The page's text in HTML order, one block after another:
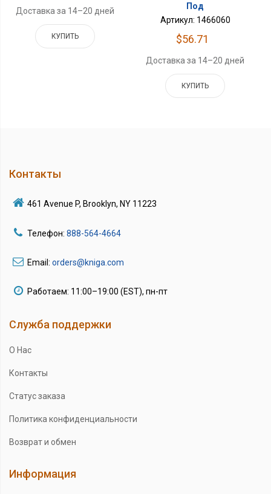
Доставка за 14–20 дней
КУПИТЬ
Под
Артикул: 1466060
$56.71
Доставка за 14–20 дней
КУПИТЬ
Контакты
461 Avenue P, Brooklyn, NY 11223
Телефон: 888-564-4664
Email: orders@kniga.com
Работаем: 11:00–19:00 (EST), пн-пт
Служба поддержки
О Нас
Контакты
Статус заказа
Политика конфиденциальности
Возврат и обмен
Информация